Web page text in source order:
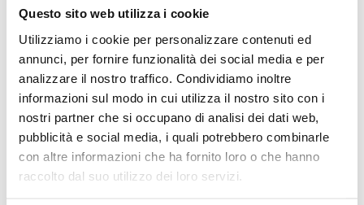
Questo sito web utilizza i cookie
Utilizziamo i cookie per personalizzare contenuti ed
annunci, per fornire funzionalità dei social media e per
analizzare il nostro traffico. Condividiamo inoltre
informazioni sul modo in cui utilizza il nostro sito con i
nostri partner che si occupano di analisi dei dati web,
pubblicità e social media, i quali potrebbero combinarle
con altre informazioni che ha fornito loro o che hanno
raccolto dal suo utilizzo dei loro servizi.
un peggioramento dell’infiammazione generale. In
sensazione di pesantezza alle gambe, rendendo
necessari esercizi specifici che stimolino la
circolazione, favoriscano il drenaggio linfatico e non
creino eccessivo stress articolare.
L’esercizio fisico mirato e personalizzato offre
Stimola la microcircolazione e previene il